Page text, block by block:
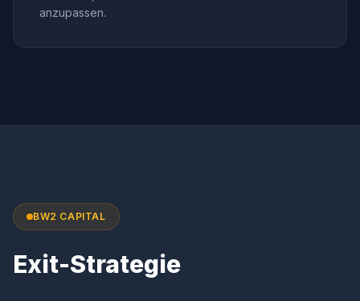
anzupassen.
BW2 CAPITAL
Exit-Strategie